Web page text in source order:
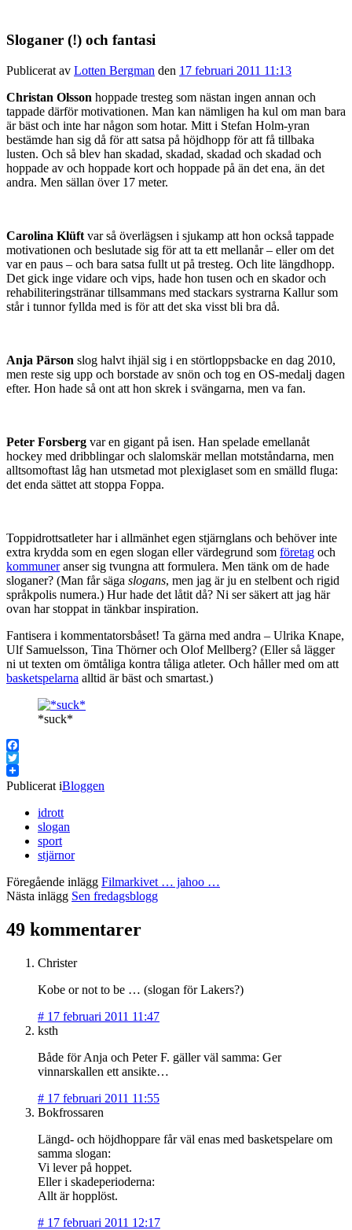
Sloganer (!) och fantasi
Publicerat av Lotten Bergman den 17 februari 2011 11:13
Christan Olsson hoppade tresteg som nästan ingen annan och
tappade därför motivationen. Man kan nämligen ha kul om man bara
är bäst och inte har någon som hotar. Mitt i Stefan Holm-yran
bestämde han sig då för att satsa på höjdhopp för att få tillbaka
lusten. Och så blev han skadad, skadad, skadad och skadad och
hoppade av och hoppade kort och hoppade på än det ena, än det
andra. Men sällan över 17 meter.
Carolina Klüft var så överlägsen i sjukamp att hon också tappade
motivationen och beslutade sig för att ta ett mellanår – eller om det
var en paus – och bara satsa fullt ut på tresteg. Och lite längdhopp.
Det gick inge vidare och vips, hade hon tusen och en skador och
rehabiliteringstränar tillsammans med stackars systrarna Kallur som
står i tunnor fyllda med is för att det ska visst bli bra då.
Anja Pärson slog halvt ihjäl sig i en störtloppsbacke en dag 2010,
men reste sig upp och borstade av snön och tog en OS-medalj dagen
efter. Hon hade så ont att hon skrek i svängarna, men va fan.
Peter Forsberg var en gigant på isen. Han spelade emellanåt
hockey med dribblingar och slalomskär mellan motståndarna, men
alltsomoftast låg han utsmetad mot plexiglaset som en smälld fluga:
det enda sättet att stoppa Foppa.
Toppidrottsatleter har i allmänhet egen stjärnglans och behöver inte
extra krydda som en egen slogan eller värdegrund som företag och
kommuneranser sig tvungna att formulera. Men tänk om de hade
sloganer? (Man får säga slogans, men jag är ju en stelbent och rigid
språkpolis numera.) Hur hade det låtit då? Ni ser säkert att jag här
ovan har stoppat in tänkbar inspiration.
Fantisera i kommentatorsbåset! Ta gärna med andra – Ulrika Knape,
Ulf Samuelsson, Tina Thörner och Olof Mellberg? (Eller så lägger
ni ut texten om ömtåliga kontra tåliga atleter. Och håller med om att
basketspelarna alltid är bäst och smartast.)
*suck*
Facebook
Twitter
Publicerat iBloggen
idrott
slogan
sport
stjärnor
Föregående inlägg Filmarkivet … jahoo …
Nästa inlägg Sen fredagsblogg
49 kommentarer
Christer
Kobe or not to be … (slogan för Lakers?)
# 17 februari 2011 11:47
ksth
Både för Anja och Peter F. gäller väl samma: Ger
vinnarskallen ett ansikte…
# 17 februari 2011 11:55
Bokfrossaren
Längd- och höjdhoppare får väl enas med basketspelare om
samma slogan:
Vi lever på hoppet.
Eller i skadeperioderna:
Allt är hopplöst.
# 17 februari 2011 12:17